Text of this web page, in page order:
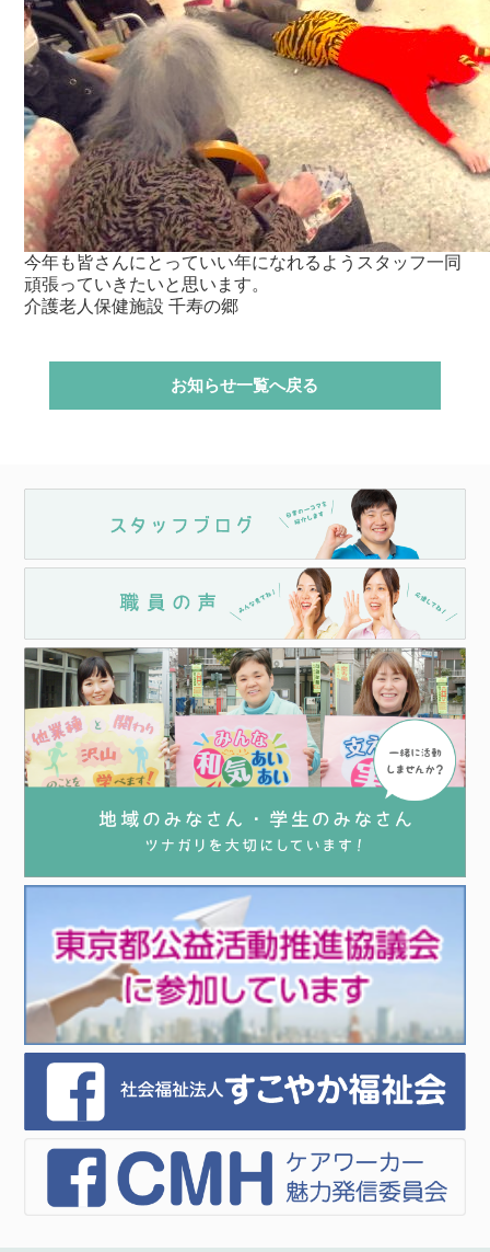
今年も皆さんにとっていい年になれるようスタッフ一同
頑張っていきたいと思います。
介護老人保健施設 千寿の郷
お知らせ一覧へ戻る